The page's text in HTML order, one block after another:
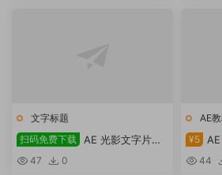
文字标题
扫码免费下载
AE 光影文字片头
模板免费下载
47 0
AE
¥5
子制作
44